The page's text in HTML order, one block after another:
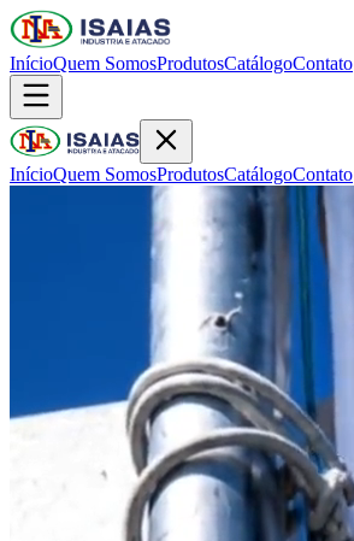
InícioQuem SomosProdutosCatálogoContato
InícioQuem SomosProdutosCatálogoContato